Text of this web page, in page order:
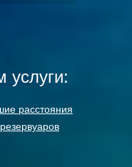
услуги:
расстояния